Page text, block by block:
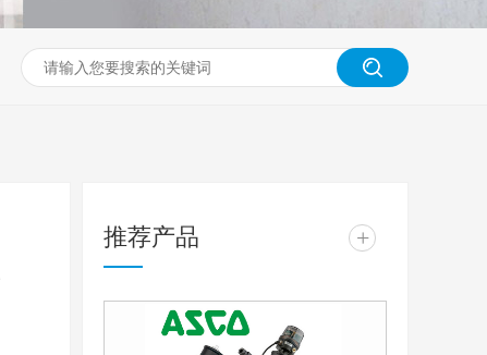
推荐产品 +